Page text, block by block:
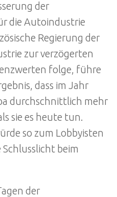
der
die Autoindustrie
Regierung der
zur verzögerten
folge, führe
dass im Jahr
durchschnittlich mehr
sie es heute tun.
so zum Lobbyisten
beim
der